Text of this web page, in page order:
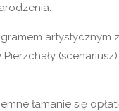
artystycznym
łamanie się